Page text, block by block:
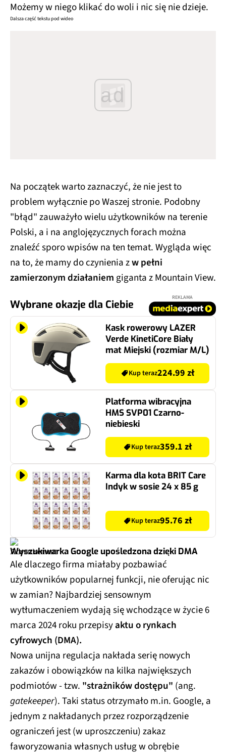
Możemy w niego klikać do woli i nic się nie dzieje.
Dalsza część tekstu pod wideo
ad
Na początek warto zaznaczyć, że nie jest to
problem wyłącznie po Waszej stronie. Podobny
"błąd" zauważyło wielu użytkowników na terenie
Polski, a i na anglojęzycznych forach można
znaleźć sporo wpisów na ten temat. Wygląda więc
na to, że mamy do czynienia zw pełni
zamierzonym działaniem giganta z Mountain View.
Wybrane okazje dla Ciebie
REKLAMA
Kask rowerowy LAZER
Verde KinetiCore Biały
mat Miejski (rozmiar M/L)
Kup teraz224.99 zł
Platforma wibracyjna
HMS SVP01 Czarno-
niebieski
Kup teraz359.1 zł
Karma dla kota BRIT Care
Indyk w sosie 24 x 85 g
Kup teraz95.76 zł
Wyszukiwarka Google upośledzona dzięki DMA
Ale dlaczego firma miałaby pozbawiać
użytkowników popularnej funkcji, nie oferując nic
w zamian? Najbardziej sensownym
wytłumaczeniem wydają się wchodzące w życie 6
marca 2024 roku przepisyaktu o rynkach
cyfrowych (DMA).
Nowa unijna regulacja nakłada serię nowych
zakazów i obowiązków na kilka największych
podmiotów - tzw. "strażników dostępu" (ang.
gatekeeper). Taki status otrzymało m.in. Google, a
jednym z nakładanych przez rozporządzenie
ograniczeń jest (w uproszczeniu) zakaz
faworyzowania własnych usług w obrębie